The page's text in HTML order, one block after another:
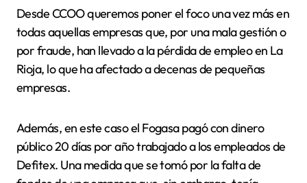
Desde CCOO queremos poner el foco una vez más en
todas aquellas empresas que, por una mala gestión o
por fraude, han llevado a la pérdida de empleo en La
Rioja, lo que ha afectado a decenas de pequeñas
empresas.
Además, en este caso el Fogasa pagó con dinero
público 20 días por año trabajado a los empleados de
Defitex. Una medida que se tomó por la falta de